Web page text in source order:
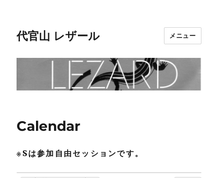
代官山 レザール メニュー
Calendar
※Sは参加自由セッションです。